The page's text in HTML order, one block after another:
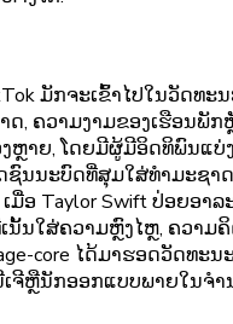
ມັກຈະເຂົ້າໄປໃນວັດທະ
ດ, ຄວາມງາມຂອງເຮືອນພັກ
ຫຼາຍ, ໂດຍມີຜູ້ມີອິດທິພົນແບ່
ຊົນນະບົດທີ່ສຸມໃສ່ທໍາມະຊາ
ມື່ອ Taylor Swift ປ່ອຍອາລ
ນັ້ນໃສ່ຄວາມຫຼົງໄຫຼ, ຄວາມຄິ
core ໄດ້ມາຮອດວັດທະນ
ເຈີຫຼືນັກອອກແບບພາຍໃນຈໍ